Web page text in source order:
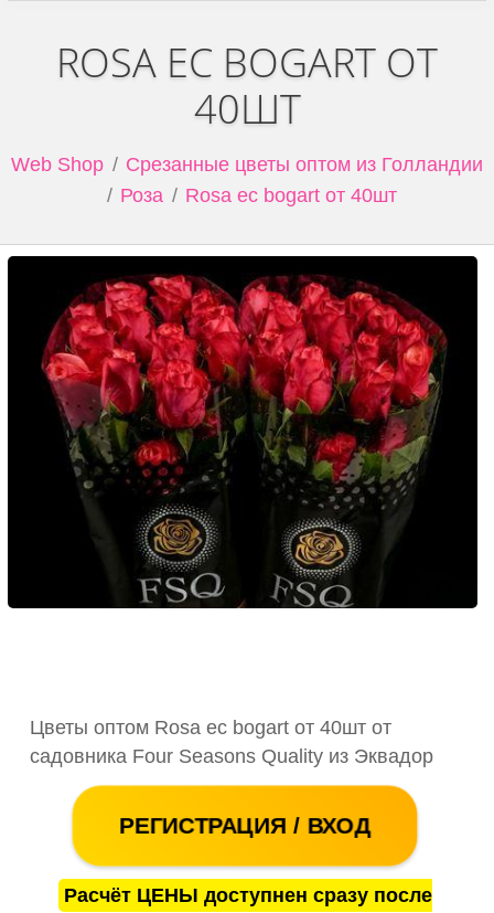
ROSA EC BOGART ОТ
40ШТ
Web Shop
Срезанные цветы оптом из Голландии
Роза
Rosa ec bogart от 40шт
Цветы оптом Rosa ec bogart от 40шт от
садовника Four Seasons Quality из Эквадор
РЕГИСТРАЦИЯ / ВХОД
Расчёт ЦЕНЫ доступнен сразу после